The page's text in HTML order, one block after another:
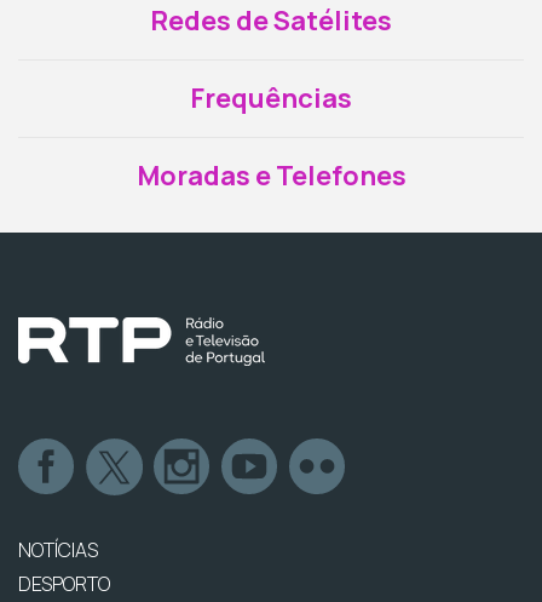
Redes de Satélites
Frequências
Moradas e Telefones
NOTÍCIAS
DESPORTO